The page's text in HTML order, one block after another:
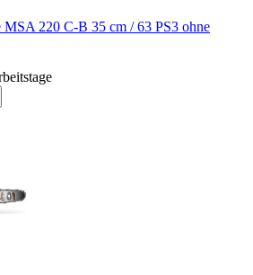
220 C-B 35 cm / 63 PS3 ohne